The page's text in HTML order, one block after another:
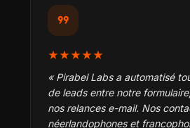
format_quote
★★★★★
« Pirabel Labs a automatisé
de leads entre notre
nos relances e-mail. Nos
néerlandophones et